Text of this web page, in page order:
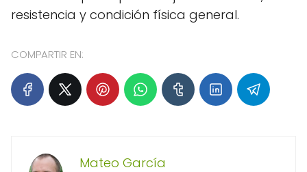
resistencia y condición física general.
COMPARTIR EN:
Mateo García